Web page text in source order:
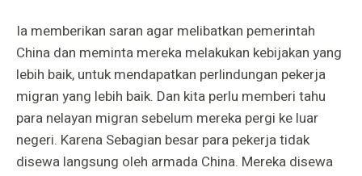
Ia memberikan saran agar melibatkan pemerintah
China dan meminta mereka melakukan kebijakan yang
lebih baik, untuk mendapatkan perlindungan pekerja
migran yang lebih baik. Dan kita perlu memberi tahu
para nelayan migran sebelum mereka pergi ke luar
negeri. Karena Sebagian besar para pekerja tidak
disewa langsung oleh armada China. Mereka disewa